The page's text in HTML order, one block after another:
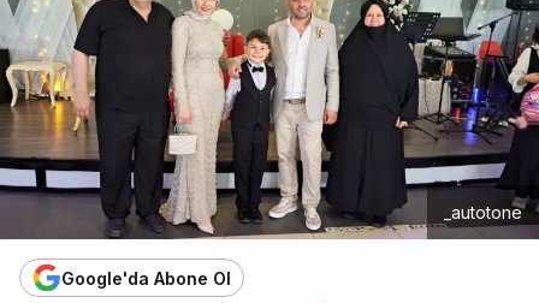
_autotone
Google'da Abone Ol